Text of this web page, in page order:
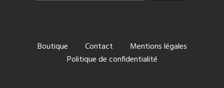
Boutique Contact
Mentions légales
Politique de confidentialité